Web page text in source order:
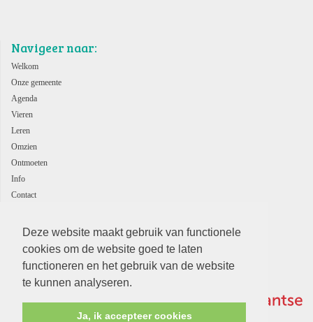
Deze website maakt gebruik van functionele
cookies om de website goed te laten
functioneren en het gebruik van de website
te kunnen analyseren.
Ja, ik accepteer cookies
Navigeer naar:
Welkom
Onze gemeente
Agenda
Vieren
Leren
Omzien
Ontmoeten
Info
Contact